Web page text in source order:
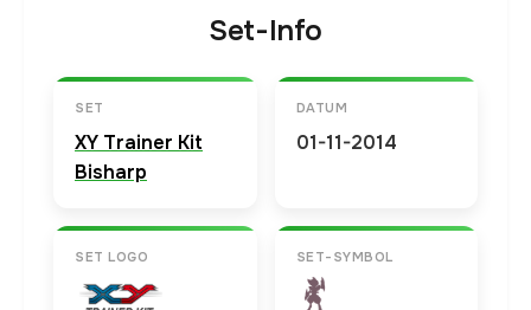
Set-Info
SET
XY Trainer Kit
Bisharp
DATUM
01-11-2014
SET LOGO SET-SYMBOL